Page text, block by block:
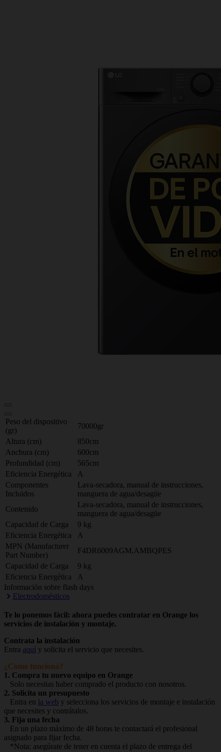
Peso del dispositivo
(gr)
70000gr
Altura (cm)
850cm
Anchura (cm)
600cm
Profundidad (cm)
565cm
Eficiencia Energética
A
Componentes
Incluidos
Lava-secadora, manual de instrucciones,
manguera de agua/desagüe
Contenido
Lava-secadora, manual de instrucciones,
manguera de agua/desagüe
Capacidad de Carga
9 kg
Eficiencia Energética
A
MPN (Manufacturer
Part Number)
F4DR6009AGM.AMBQPES
Capacidad de Carga
9 kg
Eficiencia Energética
A
Información sobre flash days
Electrodomésticos
Te lo ponemos fácil: ahora puedes contratar en Orange los
servicios de instalación y montaje.
Contrata la instalación
Entra aquí y solicita el servicio que necesites.
¿Cómo funciona?
1. Compra tu nuevo equipo en Orange
Solo necesitas haber comprado el producto con nosotros.
2. Solicita un presupuesto
Entra en la web y selecciona los servicios de montaje e instalación
que necesites y contrátalos.
3. Fija una fecha
En un plazo máximo de 48 horas te contactará el profesional
asignado para fijar fecha.
*Nota: asegúrate de tener en cuenta el plazo de entrega del